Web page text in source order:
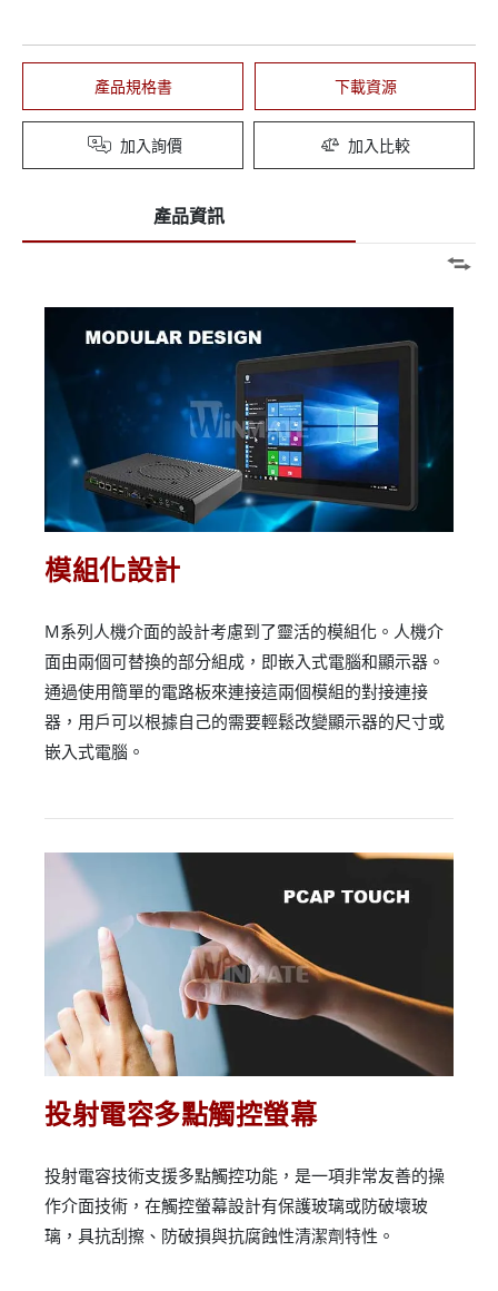
產品規格書 下載資源
加入詢價 加入比較
產品資訊
模組化設計
M系列人機介面的設計考慮到了靈活的模組化。人機介
面由兩個可替換的部分組成，即嵌入式電腦和顯示器。
通過使用簡單的電路板來連接這兩個模組的對接連接
器，用戶可以根據自己的需要輕鬆改變顯示器的尺寸或
嵌入式電腦。
投射電容多點觸控螢幕
投射電容技術支援多點觸控功能，是一項非常友善的操
作介面技術，在觸控螢幕設計有保護玻璃或防破壞玻
璃，具抗刮擦、防破損與抗腐蝕性清潔劑特性。